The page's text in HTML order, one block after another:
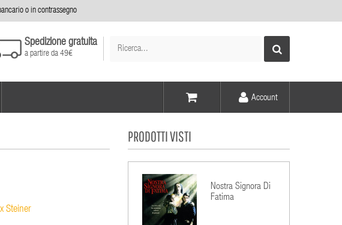
o in contrassegno
Elementi -
Spedizione gratuita
a partire da 49€
Account
Steiner
PRODOTTI VISTI
Nostra Signora Di
Fatima